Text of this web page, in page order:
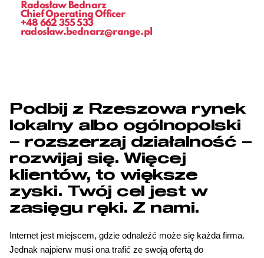
Radosław Bednarz
Chief Operating Officer
+48 662 355 533
radoslaw.bednarz@range.pl
Podbij z Rzeszowa rynek
lokalny albo ogólnopolski
– rozszerzaj działalność –
rozwijaj się. Więcej
klientów, to większe
zyski. Twój cel jest w
zasięgu ręki. Z nami.
Internet jest miejscem, gdzie odnaleźć może się każda firma.
Jednak najpierw musi ona trafić ze swoją ofertą do